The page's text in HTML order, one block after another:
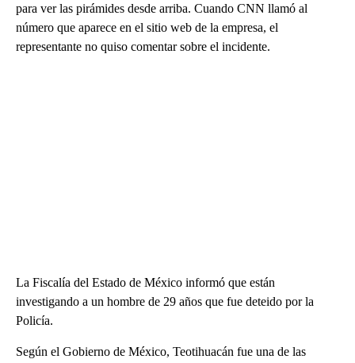
para ver las pirámides desde arriba. Cuando CNN llamó al
número que aparece en el sitio web de la empresa, el
representante no quiso comentar sobre el incidente.
La Fiscalía del Estado de México informó que están
investigando a un hombre de 29 años que fue deteido por la
Policía.
Según el Gobierno de México, Teotihuacán fue una de las